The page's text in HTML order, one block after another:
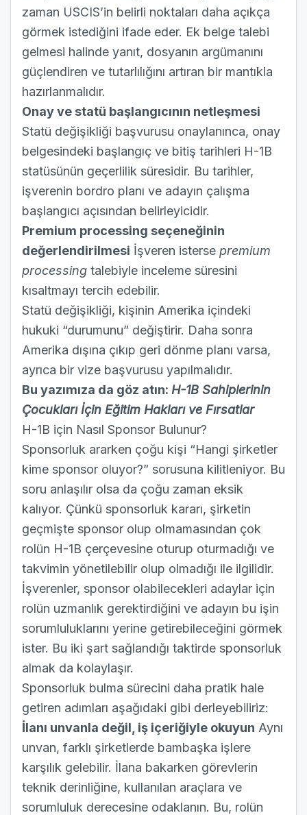
zaman USCIS’in belirli noktaları daha açıkça
görmek istediğini ifade eder. Ek belge talebi
gelmesi halinde yanıt, dosyanın argümanını
güçlendiren ve tutarlılığını artıran bir mantıkla
hazırlanmalıdır.
Onay ve statü başlangıcının netleşmesi
Statü değişikliği başvurusu onaylanınca, onay
belgesindeki başlangıç ve bitiş tarihleri H-1B
statüsünün geçerlilik süresidir. Bu tarihler,
işverenin bordro planı ve adayın çalışma
başlangıcı açısından belirleyicidir.
Premium processing seçeneğinin
değerlendirilmesi İşveren isterse premium
processing talebiyle inceleme süresini
kısaltmayı tercih edebilir.
Statü değişikliği, kişinin Amerika içindeki
hukuki “durumunu” değiştirir. Daha sonra
Amerika dışına çıkıp geri dönme planı varsa,
ayrıca bir vize başvurusu yapılmalıdır.
Bu yazımıza da göz atın: H-1B Sahiplerinin
Çocukları İçin Eğitim Hakları ve Fırsatlar
H-1B için Nasıl Sponsor Bulunur?
Sponsorluk ararken çoğu kişi “Hangi şirketler
kime sponsor oluyor?” sorusuna kilitleniyor. Bu
soru anlaşılır olsa da çoğu zaman eksik
kalıyor. Çünkü sponsorluk kararı, şirketin
geçmişte sponsor olup olmamasından çok
rolün H-1B çerçevesine oturup oturmadığı ve
takvimin yönetilebilir olup olmadığı ile ilgilidir.
İşverenler, sponsor olabilecekleri adaylar için
rolün uzmanlık gerektirdiğini ve adayın bu işin
sorumluluklarını yerine getirebileceğini görmek
ister. Bu iki şart sağlandığı taktirde sponsorluk
almak da kolaylaşır.
Sponsorluk bulma sürecini daha pratik hale
getiren adımları aşağıdaki gibi derleyebiliriz:
İlanı unvanla değil, iş içeriğiyle okuyun Aynı
unvan, farklı şirketlerde bambaşka işlere
karşılık gelebilir. İlana bakarken görevlerin
teknik derinliğine, kullanılan araçlara ve
sorumluluk derecesine odaklanın. Bu, rolün